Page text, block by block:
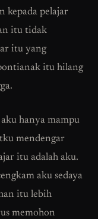
kepada pelajar
itu tidak
itu yang
itu hilang
hanya mampu
mendengar
itu adalah aku.
aku sedaya
itu lebih
memohon